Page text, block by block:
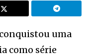
conquistou uma
como série